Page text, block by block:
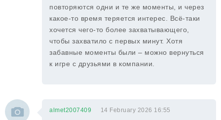
повторяются одни и те же моменты, и через
какое-то время теряется интерес. Всё-таки
хочется чего-то более захватывающего,
чтобы захватило с первых минут. Хотя
забавные моменты были – можно вернуться
к игре с друзьями в компании.
almet2007409 14 February 2026 16:55